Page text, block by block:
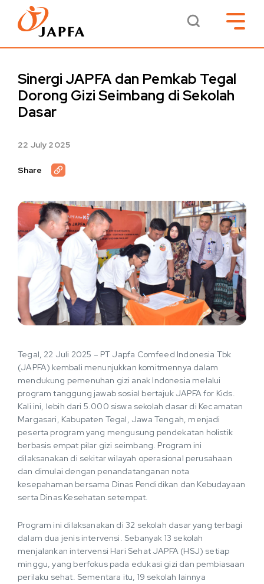
Sinergi JAPFA dan Pemkab Tegal
Dorong Gizi Seimbang di Sekolah
Dasar
22 July 2025
Share
Tegal, 22 Juli 2025 – PT Japfa Comfeed Indonesia Tbk
(JAPFA) kembali menunjukkan komitmennya dalam
mendukung pemenuhan gizi anak Indonesia melalui
program tanggung jawab sosial bertajuk JAPFA for Kids.
Kali ini, lebih dari 5.000 siswa sekolah dasar di Kecamatan
Margasari, Kabupaten Tegal, Jawa Tengah, menjadi
peserta program yang mengusung pendekatan holistik
berbasis empat pilar gizi seimbang. Program ini
dilaksanakan di sekitar wilayah operasional perusahaan
dan dimulai dengan penandatanganan nota
kesepahaman bersama Dinas Pendidikan dan Kebudayaan
serta Dinas Kesehatan setempat.
Program ini dilaksanakan di 32 sekolah dasar yang terbagi
dalam dua jenis intervensi. Sebanyak 13 sekolah
menjalankan intervensi Hari Sehat JAPFA (HSJ) setiap
minggu, yang berfokus pada edukasi gizi dan pembiasaan
perilaku sehat. Sementara itu, 19 sekolah lainnya